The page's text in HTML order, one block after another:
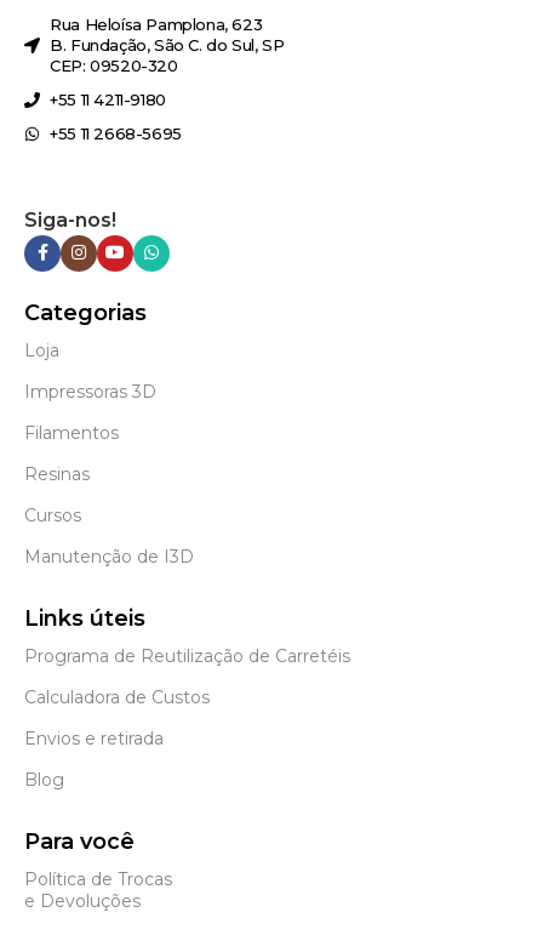
Rua Heloísa Pamplona, 623
B. Fundação, São C. do Sul, SP
CEP: 09520-320
+55 11 4211-9180
+55 11 2668-5695
Siga-nos!
Categorias
Loja
Impressoras 3D
Filamentos
Resinas
Cursos
Manutenção de I3D
Links úteis
Programa de Reutilização de Carretéis
Calculadora de Custos
Envios e retirada
Blog
Para você
Política de Trocas
e Devoluções